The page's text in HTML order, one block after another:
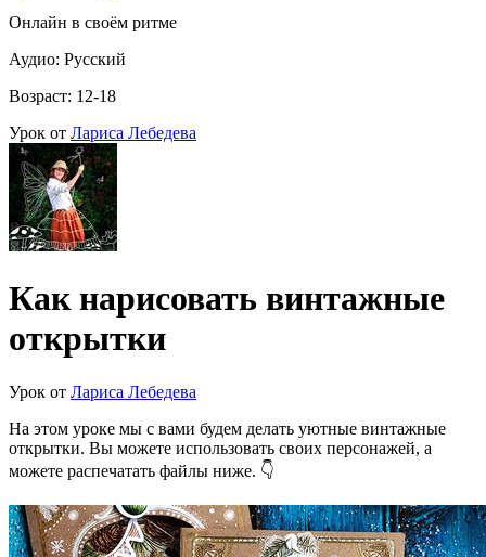
Онлайн в своём ритме
Аудио: Русский
Возраст: 12-18
Урок от Лариса Лебедева
Как нарисовать винтажные
открытки
Урок от Лариса Лебедева
На этом уроке мы с вами будем делать уютные винтажные
открытки. Вы можете использовать своих персонажей, а
можете распечатать файлы ниже. 👇